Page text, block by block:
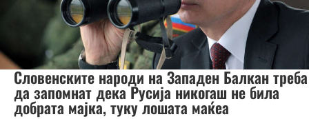
Словенските народи на Западен Балкан треба
да запомнат дека Русија никогаш не била
добрата мајка, туку лошата маќеа